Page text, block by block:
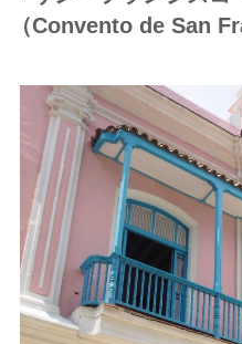
（Convento de San